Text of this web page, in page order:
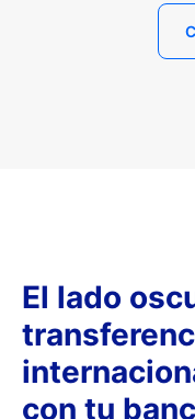
El lado
con tu